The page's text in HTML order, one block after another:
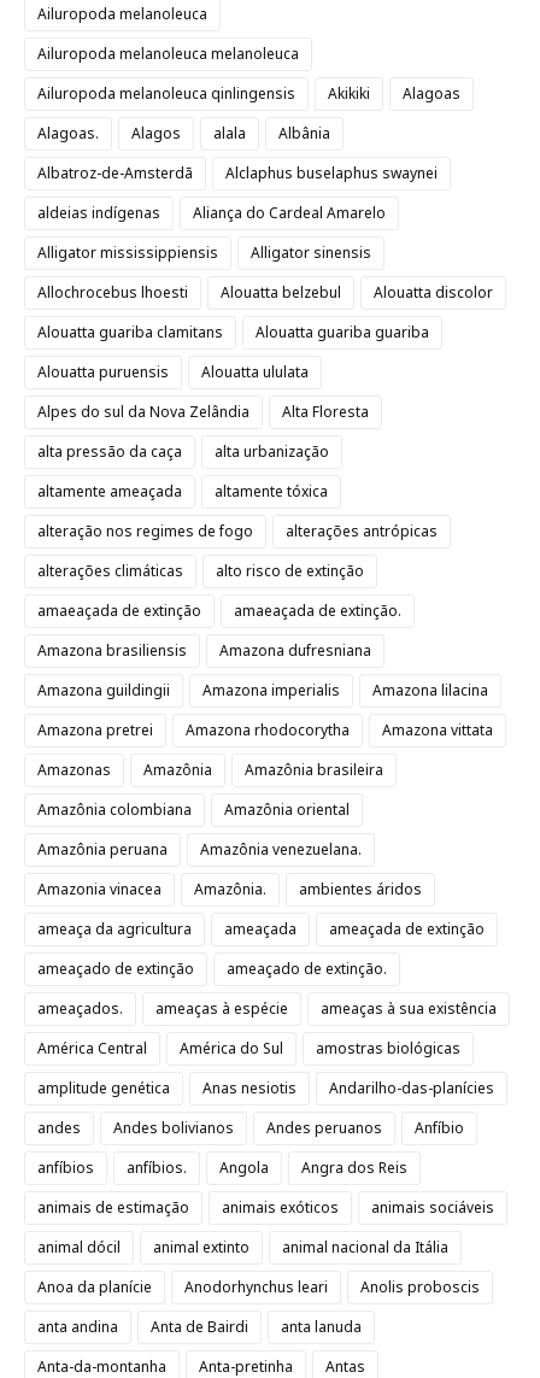
Ailuropoda melanoleuca
Ailuropoda melanoleuca melanoleuca
Ailuropoda melanoleuca qinlingensis
Akikiki
Alagoas
Alagoas.
Alagos alala
Albânia
Albatroz-de-Amsterdã
Alclaphus buselaphus swaynei
aldeias indígenas
Aliança do Cardeal Amarelo
Alligator mississippiensis
Alligator sinensis
Allochrocebus lhoesti
Alouatta belzebul
Alouatta discolor
Alouatta guariba clamitans
Alouatta guariba guariba
Alouatta puruensis
Alouatta ululata
Alpes do sul da Nova Zelândia
Alta Floresta
alta pressão da caça
alta urbanização
altamente ameaçada
altamente tóxica
alteração nos regimes de fogo
alterações antrópicas
alterações climáticas
alto risco de extinção
amaeaçada de extinção
amaeaçada de extinção.
Amazona brasiliensis
Amazona dufresniana
Amazona guildingii
Amazona imperialis
Amazona lilacina
Amazona pretrei
Amazona rhodocorytha
Amazona vittata
Amazonas
Amazônia
Amazônia brasileira
Amazônia colombiana
Amazônia oriental
Amazônia peruana
Amazônia venezuelana.
Amazonia vinacea
Amazônia.
ambientes áridos
ameaça da agricultura
ameaçada
ameaçada de extinção
ameaçado de extinção
ameaçado de extinção.
ameaçados.
ameaças à espécie
ameaças à sua existência
América Central
América do Sul
amostras biológicas
amplitude genética
Anas nesiotis
Andarilho-das-planícies
andes
Andes bolivianos Andes peruanos
Anfíbio
anfíbios
anfíbios. Angola
Angra dos Reis
animais de estimação
animais exóticos
animais sociáveis
animal dócil
animal extinto
animal nacional da Itália
Anoa da planície
Anodorhynchus leari
Anolis proboscis
anta andina
Anta de Bairdi
anta lanuda
Anta-da-montanha
Anta-pretinha
Antas